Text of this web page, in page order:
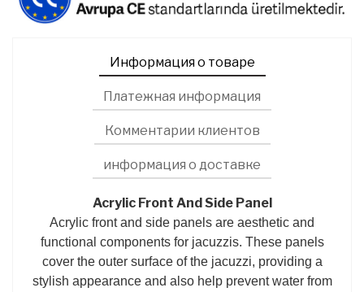
Информация о товаре
Платежная информация
Комментарии клиентов
информация о доставке
Acrylic Front And Side Panel
Acrylic front and side panels are aesthetic and
functional components for jacuzzis. These panels
cover the outer surface of the jacuzzi, providing a
stylish appearance and also help prevent water from